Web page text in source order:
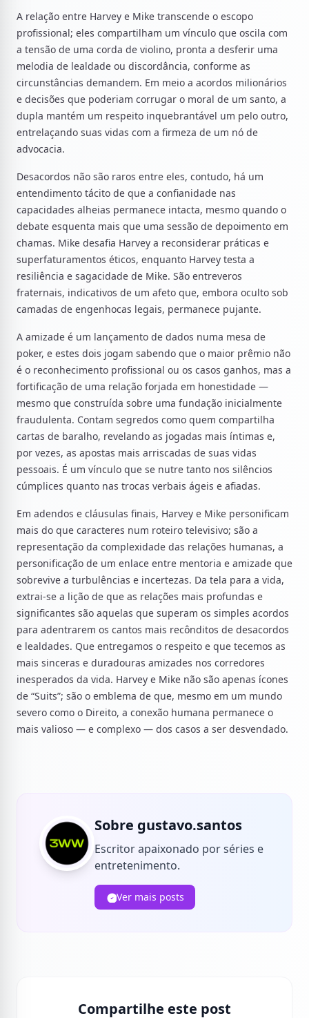
A relação entre Harvey e Mike transcende o escopo
profissional; eles compartilham um vínculo que oscila com
a tensão de uma corda de violino, pronta a desferir uma
melodia de lealdade ou discordância, conforme as
circunstâncias demandem. Em meio a acordos milionários
e decisões que poderiam corrugar o moral de um santo, a
dupla mantém um respeito inquebrantável um pelo outro,
entrelaçando suas vidas com a firmeza de um nó de
advocacia.
Desacordos não são raros entre eles, contudo, há um
entendimento tácito de que a confianidade nas
capacidades alheias permanece intacta, mesmo quando o
debate esquenta mais que uma sessão de depoimento em
chamas. Mike desafia Harvey a reconsiderar práticas e
superfaturamentos éticos, enquanto Harvey testa a
resiliência e sagacidade de Mike. São entreveros
fraternais, indicativos de um afeto que, embora oculto sob
camadas de engenhocas legais, permanece pujante.
A amizade é um lançamento de dados numa mesa de
poker, e estes dois jogam sabendo que o maior prêmio não
é o reconhecimento profissional ou os casos ganhos, mas a
fortificação de uma relação forjada em honestidade —
mesmo que construída sobre uma fundação inicialmente
fraudulenta. Contam segredos como quem compartilha
cartas de baralho, revelando as jogadas mais íntimas e,
por vezes, as apostas mais arriscadas de suas vidas
pessoais. É um vínculo que se nutre tanto nos silêncios
cúmplices quanto nas trocas verbais ágeis e afiadas.
Em adendos e cláusulas finais, Harvey e Mike personificam
mais do que caracteres num roteiro televisivo; são a
representação da complexidade das relações humanas, a
personificação de um enlace entre mentoria e amizade que
sobrevive a turbulências e incertezas. Da tela para a vida,
extrai-se a lição de que as relações mais profundas e
significantes são aquelas que superam os simples acordos
para adentrarem os cantos mais recônditos de desacordos
e lealdades. Que entregamos o respeito e que tecemos as
mais sinceras e duradouras amizades nos corredores
inesperados da vida. Harvey e Mike não são apenas ícones
de “Suits”; são o emblema de que, mesmo em um mundo
severo como o Direito, a conexão humana permanece o
mais valioso — e complexo — dos casos a ser desvendado.
Sobre gustavo.santos
Escritor apaixonado por séries e
entretenimento.
Ver mais posts
Compartilhe este post